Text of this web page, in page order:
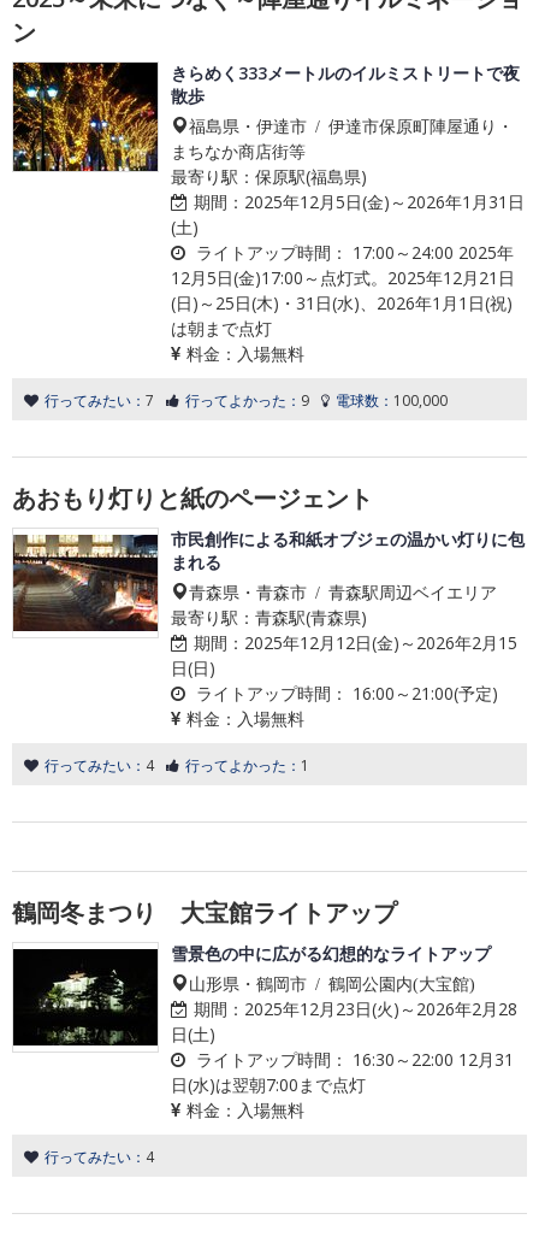
ン
きらめく333メートルのイルミストリートで夜
散歩
福島県・伊達市 / 伊達市保原町陣屋通り・
まちなか商店街等
最寄り駅：保原駅(福島県)
期間： 2025年12月5日(金)～2026年1月31日
(土)
ライトアップ時間： 17:00～24:00 2025年
12月5日(金)17:00～点灯式。2025年12月21日
(日)～25日(木)・31日(水)、2026年1月1日(祝)
は朝まで点灯
料金： 入場無料
行ってみたい： 7 行ってよかった： 9 電球数： 100,000
あおもり灯りと紙のページェント
市民創作による和紙オブジェの温かい灯りに包
まれる
青森県・青森市 / 青森駅周辺ベイエリア
最寄り駅：青森駅(青森県)
期間： 2025年12月12日(金)～2026年2月15
日(日)
ライトアップ時間： 16:00～21:00(予定)
料金： 入場無料
行ってみたい： 4 行ってよかった： 1
鶴岡冬まつり 大宝館ライトアップ
雪景色の中に広がる幻想的なライトアップ
山形県・鶴岡市 / 鶴岡公園内(大宝館)
期間： 2025年12月23日(火)～2026年2月28
日(土)
ライトアップ時間： 16:30～22:00 12月31
日(水)は翌朝7:00まで点灯
料金： 入場無料
行ってみたい： 4